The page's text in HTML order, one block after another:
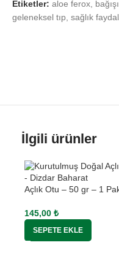
Etiketler: aloe ferox
geleneksel tıp sağlık
İlgili ürünler
Açlık Otu – 50 gr – 1
145,00 ₺
SEPETE EKLE